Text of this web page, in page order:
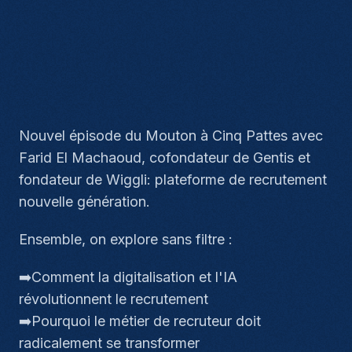
Nouvel épisode du Mouton à Cinq Pattes avec
Farid El Machaoud, cofondateur de Gentis et
fondateur de Wiggli: plateforme de recrutement
nouvelle génération.
Ensemble, on explore sans filtre :
➡️Comment la digitalisation et l'IA
révolutionnent le recrutement
➡️Pourquoi le métier de recruteur doit
radicalement se transformer